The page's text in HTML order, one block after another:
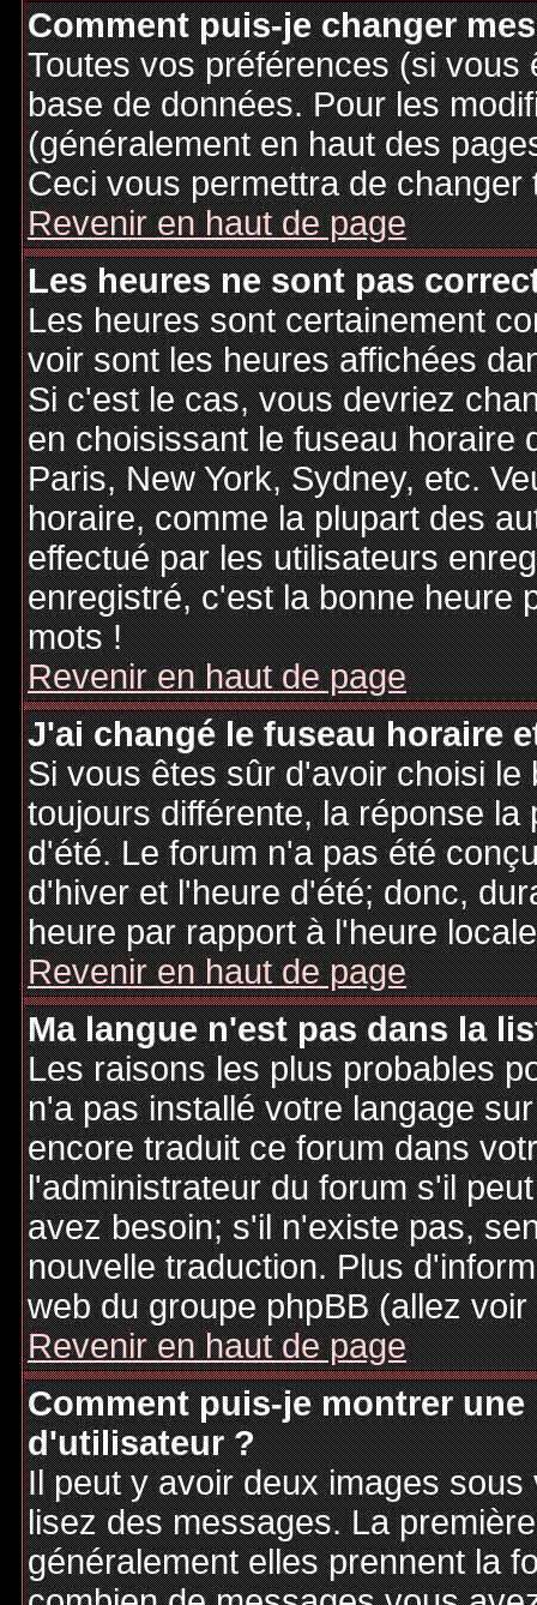
Comment puis-je changer
Toutes vos préférences (si
base de données. Pour les
(généralement en haut des
Ceci vous permettra de
Revenir en haut de page
Les heures ne sont pas
Les heures sont certainement
voir sont les heures affichées
Si c'est le cas, vous devriez
en choisissant le fuseau horaire
Paris, New York, Sydney, etc.
horaire, comme la plupart des
effectué par les utilisateurs
enregistré, c'est la bonne heure
mots !
Revenir en haut de page
J'ai changé le fuseau horaire
Si vous êtes sûr d'avoir choisi
toujours différente, la réponse
d'été. Le forum n'a pas été
d'hiver et l'heure d'été; donc,
heure par rapport à l'heure
Revenir en haut de page
Ma langue n'est pas dans la
Les raisons les plus probables
n'a pas installé votre langage
encore traduit ce forum dans
l'administrateur du forum s'il
avez besoin; s'il n'existe pas,
nouvelle traduction. Plus
web du groupe phpBB (allez
Revenir en haut de page
Comment puis-je montrer
d'utilisateur ?
Il peut y avoir deux images
lisez des messages. La
généralement elles prennent la